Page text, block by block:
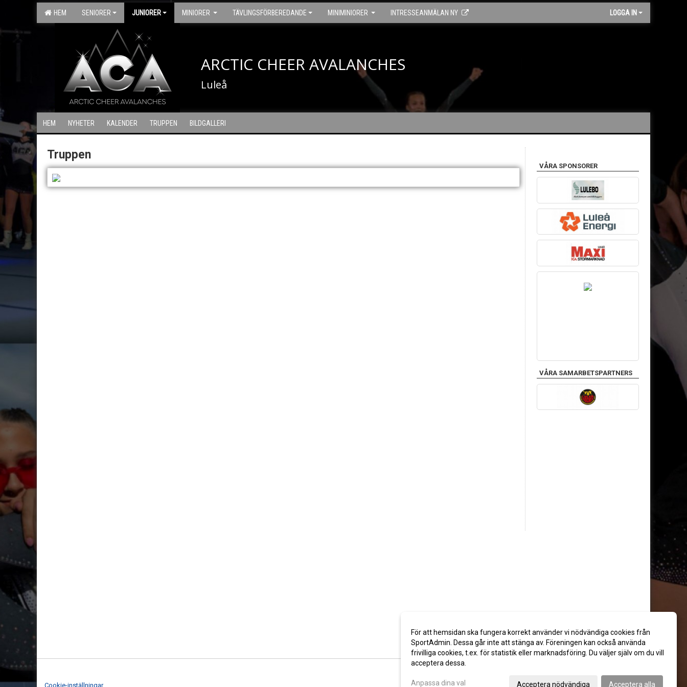
HEM SENIORER JUNIORER MINIORER TÄVLINGSFÖRBEREDANDE MINIMINIORER INTRESSEANMÄLAN NY LOGGA IN
ARCTIC CHEER AVALANCHES
Luleå
HEM NYHETER KALENDER TRUPPEN BILDGALLERI
Truppen
VÅRA SPONSORER
VÅRA SAMARBETSPARTNERS
Cookie-inställningar
För att hemsidan ska fungera korrekt använder vi nödvändiga cookies från
SportAdmin. Dessa går inte att stänga av. Föreningen kan också använda
frivilliga cookies, t.ex. för statistik eller marknadsföring. Du väljer själv om du vill
acceptera dessa.
Anpassa dina val Acceptera nödvändiga Acceptera alla